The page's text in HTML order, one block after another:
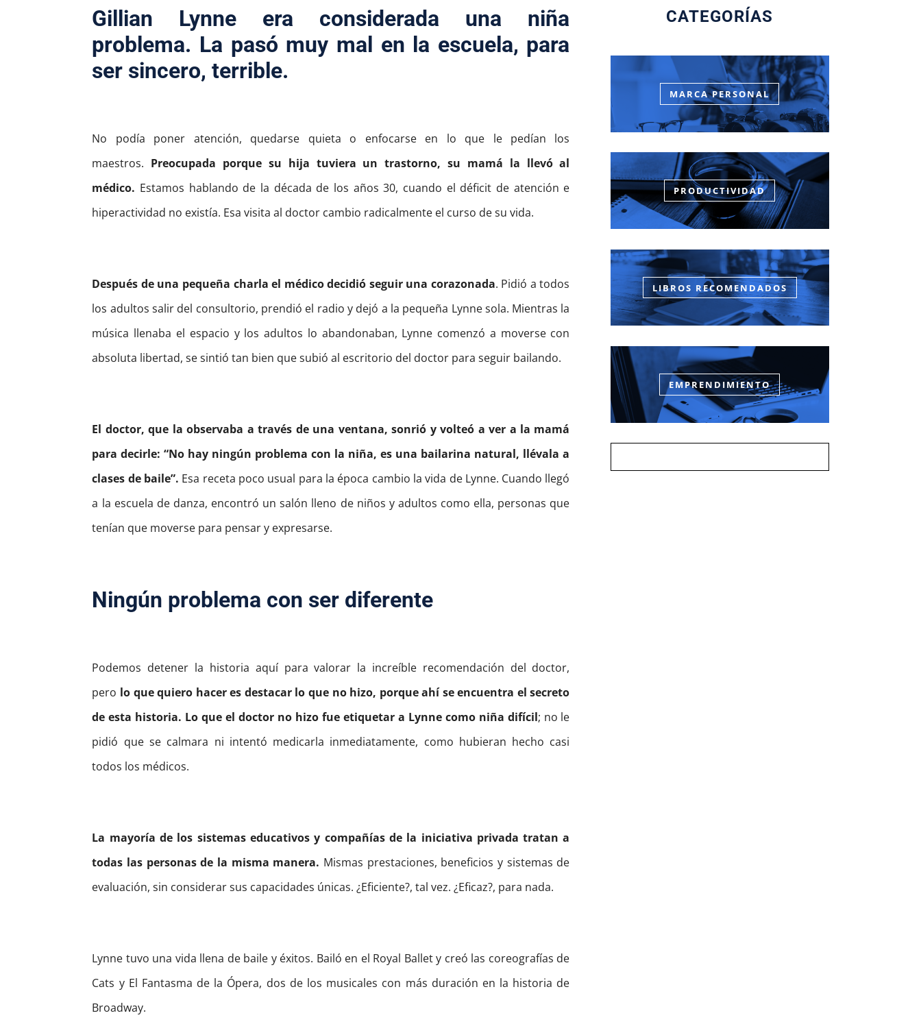
Gillian Lynne era considerada una niña
problema. La pasó muy mal en la escuela, para
ser sincero, terrible.
No podía poner atención, quedarse quieta o enfocarse en lo que le pedían los
maestros. Preocupada porque su hija tuviera un trastorno, su mamá la llevó al
médico. Estamos hablando de la década de los años 30, cuando el déficit de atención e
hiperactividad no existía. Esa visita al doctor cambio radicalmente el curso de su vida.
Después de una pequeña charla el médico decidió seguir una corazonada. Pidió a todos
los adultos salir del consultorio, prendió el radio y dejó a la pequeña Lynne sola. Mientras la
música llenaba el espacio y los adultos lo abandonaban, Lynne comenzó a moverse con
absoluta libertad, se sintió tan bien que subió al escritorio del doctor para seguir bailando.
El doctor, que la observaba a través de una ventana, sonrió y volteó a ver a la mamá
para decirle: “No hay ningún problema con la niña, es una bailarina natural, llévala a
clases de baile”. Esa receta poco usual para la época cambio la vida de Lynne. Cuando llegó
a la escuela de danza, encontró un salón lleno de niños y adultos como ella, personas que
tenían que moverse para pensar y expresarse.
Ningún problema con ser diferente
Podemos detener la historia aquí para valorar la increíble recomendación del doctor,
pero lo que quiero hacer es destacar lo que no hizo, porque ahí se encuentra el secreto
de esta historia. Lo que el doctor no hizo fue etiquetar a Lynne como niña difícil; no le
pidió que se calmara ni intentó medicarla inmediatamente, como hubieran hecho casi
todos los médicos.
La mayoría de los sistemas educativos y compañías de la iniciativa privada tratan a
todas las personas de la misma manera. Mismas prestaciones, beneficios y sistemas de
evaluación, sin considerar sus capacidades únicas. ¿Eficiente?, tal vez. ¿Eficaz?, para nada.
Lynne tuvo una vida llena de baile y éxitos. Bailó en el Royal Ballet y creó las coreografías de
Cats y El Fantasma de la Ópera, dos de los musicales con más duración en la historia de
Broadway.
CATEGORÍAS
MARCA PERSONAL
PRODUCTIVIDAD
LIBROS RECOMENDADOS
EMPRENDIMIENTO